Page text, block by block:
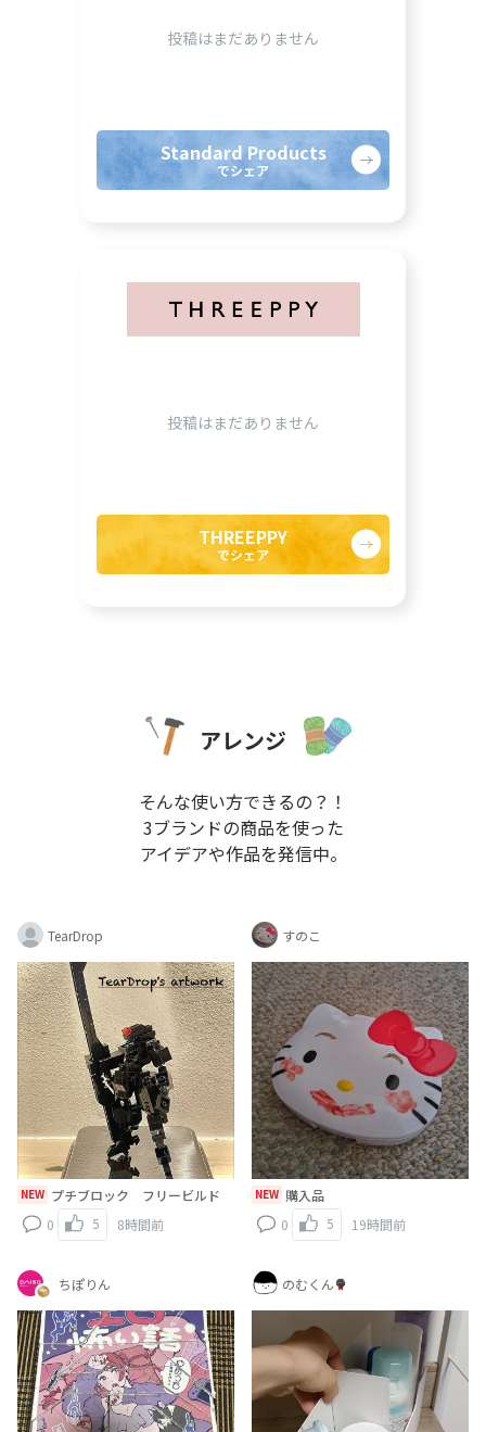
TearDrop
NEW プチブロック フリービルド
0
5 8時間前
すのこ
NEW 購入品
0
5 19時間前
ちぽりん のむくん